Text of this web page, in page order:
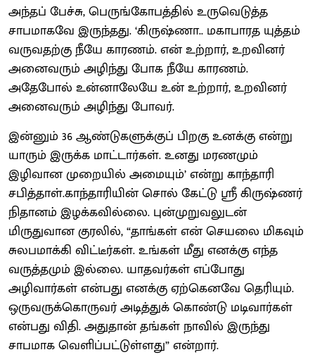
அந்தப் பேச்சு, பெருங்கோபத்தில் உருவெடுத்த
சாபமாகவே இருந்தது. ‘கிருஷ்ணா.. மகாபாரத யுத்தம்
வருவதற்கு நீயே காரணம். என் உற்றார், உறவினர்
அனைவரும் அழிந்து போக நீயே காரணம்.
அதேபோல் உன்னாலேயே உன் உற்றார், உறவினர்
அனைவரும் அழிந்து போவர்.
இன்னும் 36 ஆண்டுகளுக்குப் பிறகு உனக்கு என்று
யாரும் இருக்க மாட்டார்கள். உனது மரணமும்
இழிவான முறையில் அமையும்’ என்று காந்தாரி
சபித்தாள்.காந்தாரியின் சொல் கேட்டு ஸ்ரீ கிருஷ்ணர்
நிதானம் இழக்கவில்லை. புன்முறுவலுடன்
மிருதுவான குரலில், “தாங்கள் என் செயலை மிகவும்
சுலபமாக்கி விட்டீர்கள். உங்கள் மீது எனக்கு எந்த
வருத்தமும் இல்லை. யாதவர்கள் எப்போது
அழிவார்கள் என்பது எனக்கு ஏற்கெனவே தெரியும்.
ஒருவருக்கொருவர் அடித்துக் கொண்டு மடிவார்கள்
என்பது விதி. அதுதான் தங்கள் நாவில் இருந்து
சாபமாக வெளிப்பட்டுள்ளது” என்றார்.